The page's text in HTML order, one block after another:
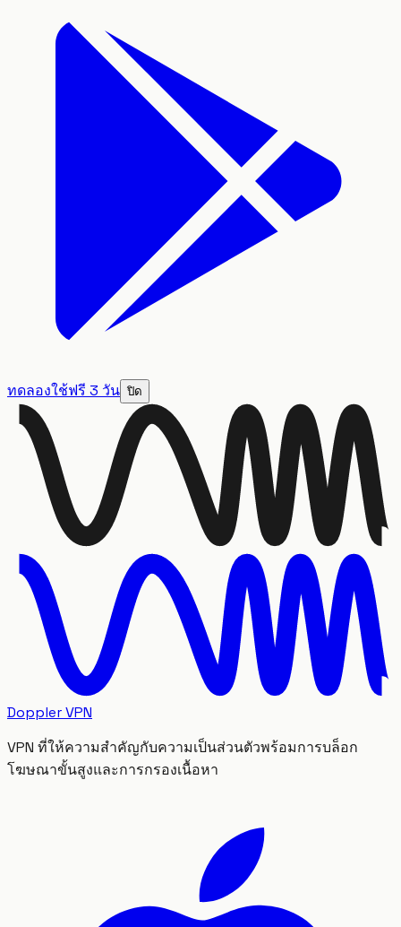
ทดลองใช้ฟรี 3 วัน ปิด
Doppler VPN
VPN ที่ให้ความสำคัญกับความเป็นส่วนตัวพร้อมการบล็อก
โฆษณาขั้นสูงและการกรองเนื้อหา